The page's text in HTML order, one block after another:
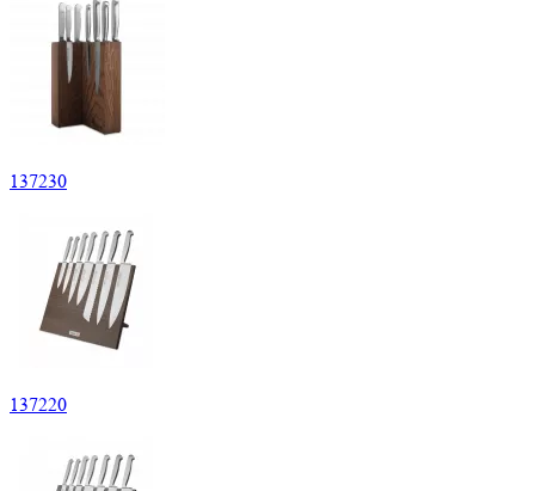
137230
137220